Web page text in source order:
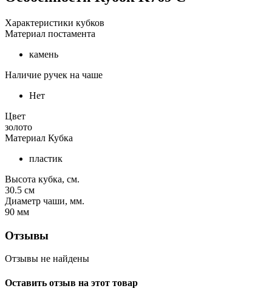
Характеристики кубков
Материал постамента
камень
Наличие ручек на чаше
Нет
Цвет
золото
Материал Кубка
пластик
Высота кубка, см.
30.5 см
Диаметр чаши, мм.
90 мм
Отзывы
Отзывы не найдены
Оставить отзыв на этот товар